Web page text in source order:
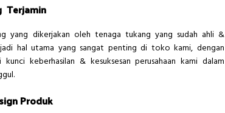
Terjamin
yang dikerjakan oleh tenaga tukang yang sudah ahli &
hal utama yang sangat penting di toko kami, dengan
keberhasilan & kesuksesan perusahaan kami dalam
Produk